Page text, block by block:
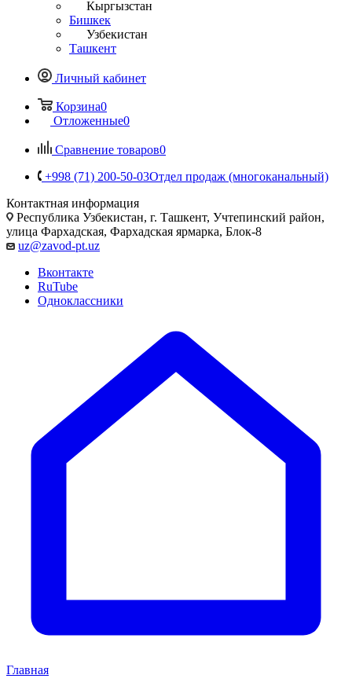
Кыргызстан
Бишкек
Узбекистан
Ташкент
Личный кабинет
Корзина0
Отложенные0
Сравнение товаров0
+998 (71) 200-50-03Отдел продаж (многоканальный)
Контактная информация
Республика Узбекистан, г. Ташкент, Учтепинский район,
улица Фархадская, Фархадская ярмарка, Блок-8
uz@zavod-pt.uz
Вконтакте
RuTube
Одноклассники
Главная